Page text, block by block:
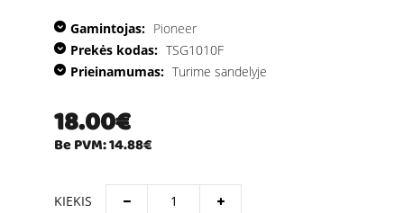
Gamintojas: Pioneer
Prekės kodas: TSG1010F
Prieinamumas: Turime sandelyje
18.00€
Be PVM: 14.88€
KIEKIS